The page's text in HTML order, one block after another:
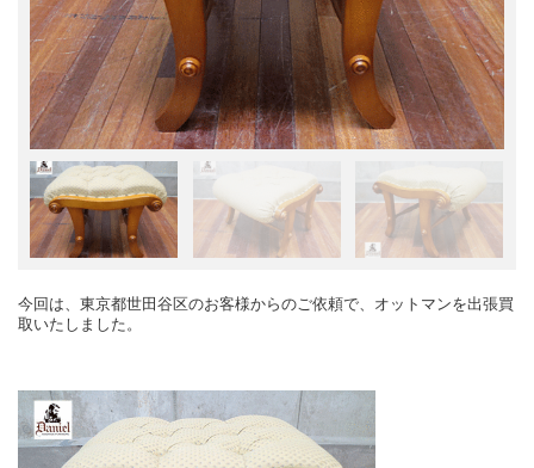
今回は、東京都世田谷区のお客様からのご依頼で、オットマンを出張買
取いたしました。